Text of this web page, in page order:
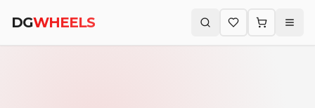
DGWHEELS Zoeken (⌘K)